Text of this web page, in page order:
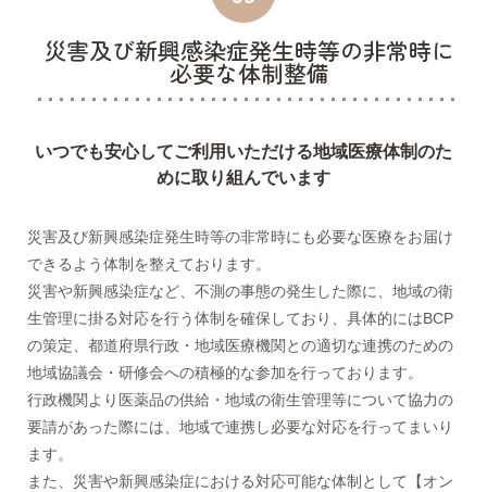
災害及び新興感染症発生時等の非常時に
必要な体制整備
いつでも安心してご利用いただける地域医療体制のた
めに取り組んでいます
災害及び新興感染症発生時等の非常時にも必要な医療をお届け
できるよう体制を整えております。
災害や新興感染症など、不測の事態の発生した際に、地域の衛
生管理に掛る対応を行う体制を確保しており、具体的にはBCP
の策定、都道府県行政・地域医療機関との適切な連携のための
地域協議会・研修会への積極的な参加を行っております。
行政機関より医薬品の供給・地域の衛生管理等について協力の
要請があった際には、地域で連携し必要な対応を行ってまいり
ます。
また、災害や新興感染症における対応可能な体制として【オン